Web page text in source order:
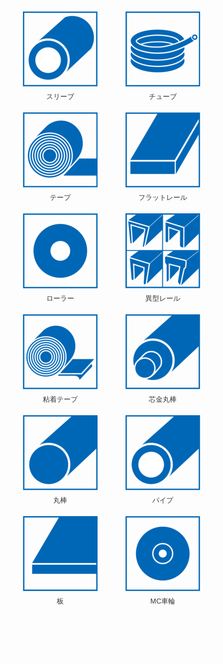
スリーブ チューブ
テープ フラットレール
ローラー 異型レール
粘着テープ 芯金丸棒
丸棒 パイプ
板 MC車輪